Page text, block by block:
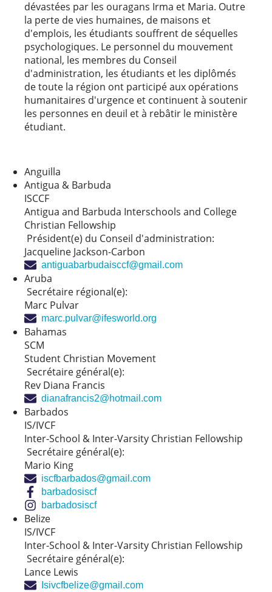
dévastées par les ouragans Irma et Maria. Outre
la perte de vies humaines, de maisons et
d'emplois, les étudiants souffrent de séquelles
psychologiques. Le personnel du mouvement
national, les membres du Conseil
d'administration, les étudiants et les diplômés
de toute la région ont participé aux opérations
humanitaires d'urgence et continuent à soutenir
les personnes en deuil et à rebâtir le ministère
étudiant.
Anguilla
Antigua & Barbuda
ISCCF
Antigua and Barbuda Interschools and College
Christian Fellowship
Président(e) du Conseil d'administration:
Jacqueline Jackson-Carbon
antiguabarbudaisccf@gmail.com
Aruba
Secrétaire régional(e):
Marc Pulvar
marc.pulvar@ifesworld.org
Bahamas
SCM
Student Christian Movement
Secrétaire général(e):
Rev Diana Francis
dianafrancis2@hotmail.com
Barbados
IS/IVCF
Inter-School & Inter-Varsity Christian Fellowship
Secrétaire général(e):
Mario King
iscfbarbados@gmail.com
barbadosiscf
barbadosiscf
Belize
IS/IVCF
Inter-School & Inter-Varsity Christian Fellowship
Secrétaire général(e):
Lance Lewis
Isivcfbelize@gmail.com